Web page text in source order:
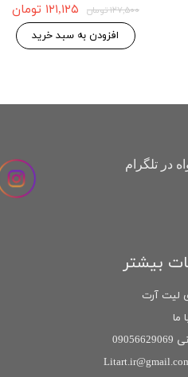
۱۲۷,۵۰۰ تومان ۱۲۱,۱۲۵ تومان
افزودن به سبد خرید
در تلگرام
بیشتر
ی لیت آرت
ما